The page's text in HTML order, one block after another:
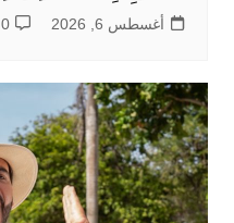
أغسطس 6, 2026 0